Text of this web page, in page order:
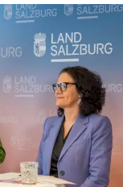
ihn zu dieser
von der Pflege
am Herzen